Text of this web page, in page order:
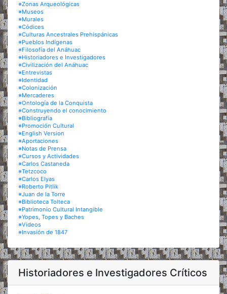
※Zonas Arqueológicas
※Museos
※Murales
※Códices
※Culturas Ancestrales Prehispánicas
※Pueblos Indígenas
※Filosofía del Anáhuac
※Historiadores e Investigadores
※Civilización del Anáhuac
※Entrevistas
※Identidad
※Colonización
※Mercaderes
※Ontología de la Conquista
※Construyendo el conocimiento
※Bibliografía
※Promoción Cultural
※English Version
※Aportaciones
※Notas de Prensa
※Cursos y Actividades
※Carlos Castaneda
※Tetzcoco
※Carlos Elyas
※Roberto Pitlik
※Juan de la Torre
※Biblioteca Tolteca
※Patrimonio Cultural Intangible
※Yopes, Topes y Baches
※Videos
※Invasión de 1847
Historiadores e Investigadores Críticos